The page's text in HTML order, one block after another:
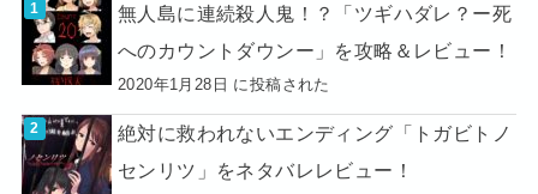
無人島に連続殺人鬼！？「ツギハダレ？ー死
へのカウントダウンー」を攻略＆レビュー！
2020年1月28日 に投稿された
絶対に救われないエンディング「トガビトノ
センリツ」をネタバレレビュー！